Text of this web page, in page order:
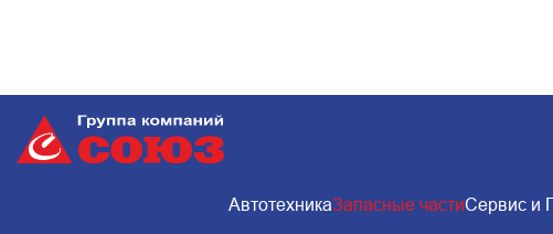
АвтотехникаЗапасные частиСервис и